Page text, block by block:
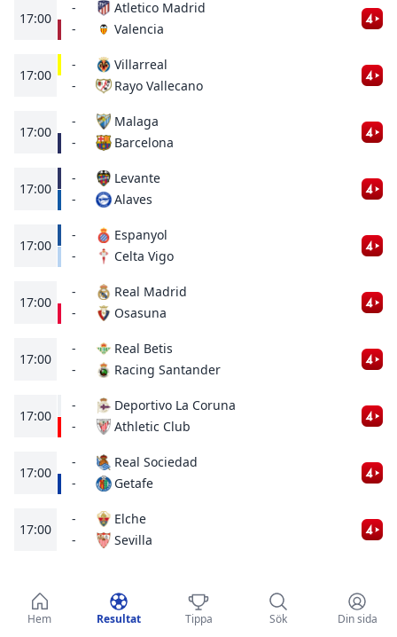
17:00
-
-
Atletico Madrid
Valencia
17:00
-
-
Villarreal
Rayo Vallecano
17:00
-
-
Malaga
Barcelona
17:00
-
-
Levante
Alaves
17:00
-
-
Espanyol
Celta Vigo
17:00
-
-
Real Madrid
Osasuna
17:00
-
-
Real Betis
Racing Santander
17:00
-
-
Deportivo La Coruna
Athletic Club
17:00
-
-
Real Sociedad
Getafe
17:00
-
-
Elche
Sevilla
OMGÅNG 17
20 DECEMBER 2026
Hem Resultat Tippa Sök Din sida